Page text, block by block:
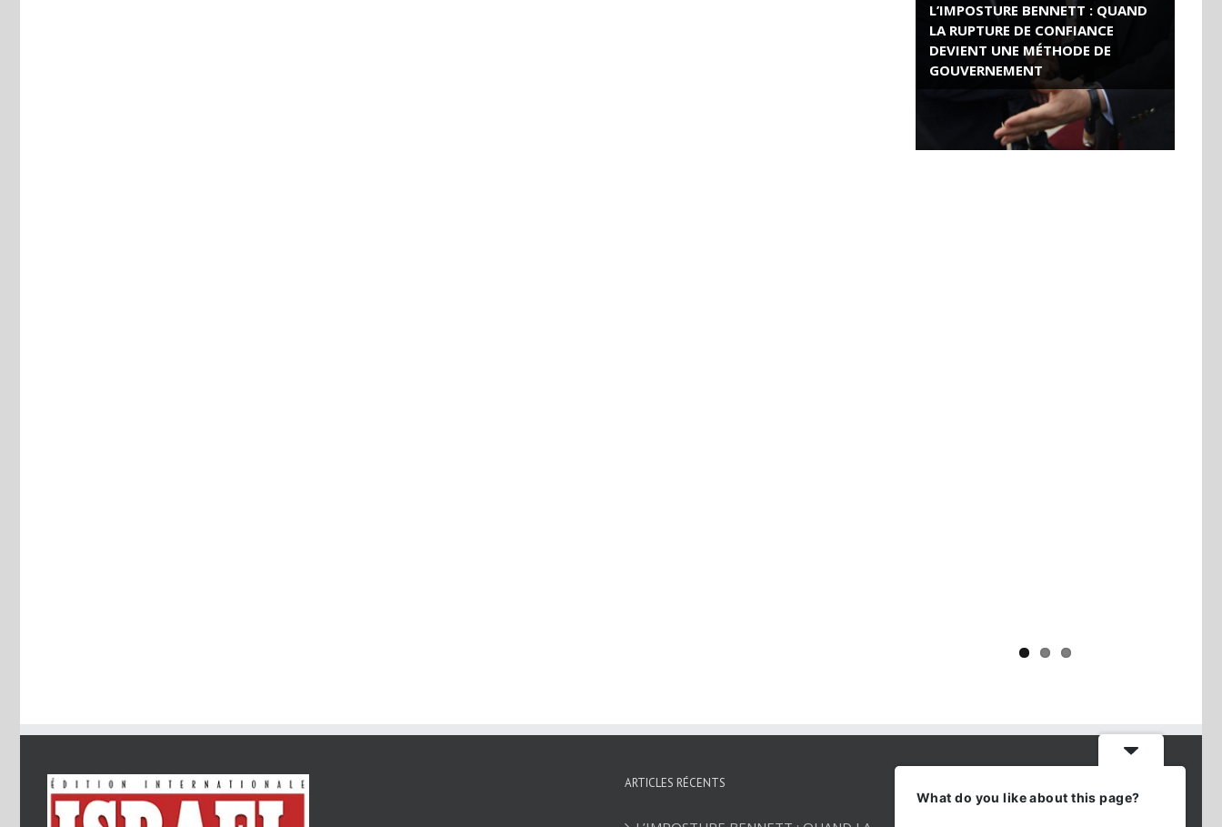
L’IMPOSTURE BENNETT : QUAND
LA RUPTURE DE CONFIANCE
DEVIENT UNE MÉTHODE DE
GOUVERNEMENT
ROSE VALLAND, HEROÏNE DE LA
RESISTANCE FRANÇAISE
ARTICLES RÉCENTS
What do you like about this page?